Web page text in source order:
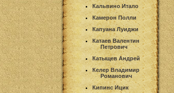
Кальвино Итало
Камерон Полли
Капуана Луиджи
Катаев Валентин
Петрович
Катыщев Андрей
Келер Владимир
Романович
Кипинс Ицик